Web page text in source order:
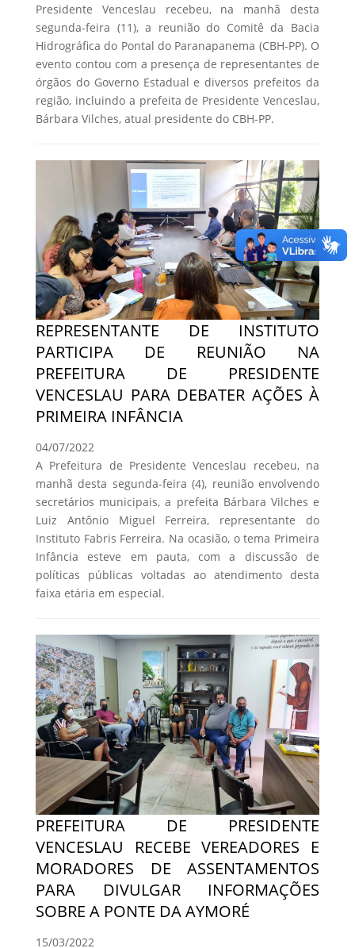
Presidente Venceslau recebeu, na manhã desta
segunda-feira (11), a reunião do Comitê da Bacia
Hidrográfica do Pontal do Paranapanema (CBH-PP). O
evento contou com a presença de representantes de
órgãos do Governo Estadual e diversos prefeitos da
região, incluindo a prefeita de Presidente Venceslau,
Bárbara Vilches, atual presidente do CBH-PP.
REPRESENTANTE DE INSTITUTO
PARTICIPA DE REUNIÃO NA
PREFEITURA DE PRESIDENTE
VENCESLAU PARA DEBATER AÇÕES À
PRIMEIRA INFÂNCIA
04/07/2022
A Prefeitura de Presidente Venceslau recebeu, na
manhã desta segunda-feira (4), reunião envolvendo
secretários municipais, a prefeita Bárbara Vilches e
Luiz Antônio Miguel Ferreira, representante do
Instituto Fabris Ferreira. Na ocasião, o tema Primeira
Infância esteve em pauta, com a discussão de
políticas públicas voltadas ao atendimento desta
faixa etária em especial.
PREFEITURA DE PRESIDENTE
VENCESLAU RECEBE VEREADORES E
MORADORES DE ASSENTAMENTOS
PARA DIVULGAR INFORMAÇÕES
SOBRE A PONTE DA AYMORÉ
15/03/2022